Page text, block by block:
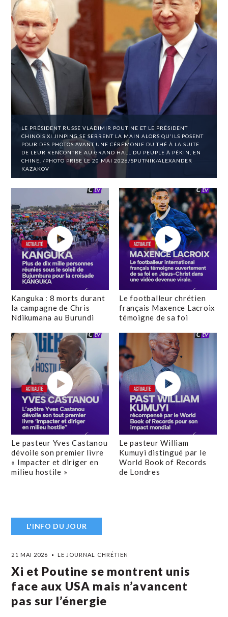
LE PRÉSIDENT RUSSE VLADIMIR POUTINE ET LE PRÉSIDENT
CHINOIS XI JINPING SE SERRENT LA MAIN ALORS QU'ILS POSENT
POUR DES PHOTOS AVANT UNE CÉRÉMONIE DU THÉ À LA SUITE
DE LEUR RENCONTRE AU GRAND HALL DU PEUPLE À PÉKIN, EN
CHINE. /PHOTO PRISE LE 20 MAI 2026/SPUTNIK/ALEXANDER
KAZAKOV
Kanguka : 8 morts durant
la campagne de Chris
Ndikumana au Burundi
Le footballeur chrétien
français Maxence Lacroix
témoigne de sa foi
Le pasteur Yves Castanou
dévoile son premier livre
« Impacter et diriger en
milieu hostile »
Le pasteur William
Kumuyi distingué par le
World Book of Records
de Londres
L'INFO DU JOUR
21 MAI 2026 LE JOURNAL CHRÉTIEN
Xi et Poutine se montrent unis
face aux USA mais n’avancent
pas sur l’énergie